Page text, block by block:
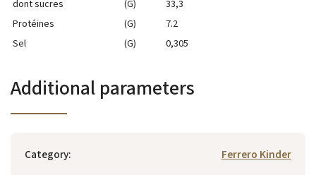
dont sucres (G)
33,3
Protéines
(G)
7.2
Sel
(G) 0,305
Additional parameters
Category:
Ferrero Kinder